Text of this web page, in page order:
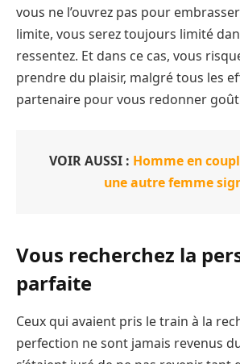
vous ne l’ouvrez pas pour
limite, vous serez toujours limité
ressentez. Et dans ce cas, vous
prendre du plaisir, malgré tous les
partenaire pour vous redonner
VOIR AUSSI : Homme en
une autre femme
Vous recherchez la
parfaite
Ceux qui avaient pris le train à la
perfection ne sont jamais revenus